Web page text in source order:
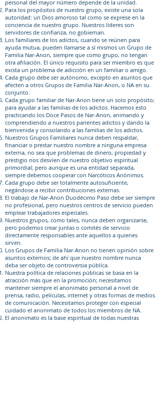
personal del mayor número depende de la unidad.
Para los propósitos de nuestro grupo, existe una sola
autoridad: un Dios amoroso tal como se exprese en la
conciencia de nuestro grupo. Nuestros líderes son
servidores de confianza, no gobiernan.
Los familiares de los adictos, cuando se reúnen para
ayuda mutua, pueden llamarse a sí mismos un Grupo de
Familia Nar-Anon, siempre que como grupo, no tengan
otra afiliación. El único requisito para ser miembro es que
exista un problema de adicción en un familiar o amigo.
Cada grupo debe ser autónomo, excepto en asuntos que
afecten a otros Grupos de Familia Nar-Anon, o NA en su
conjunto.
Cada grupo familiar de Nar-Anon tiene un solo propósito;
para ayudar a las familias de los adictos. Hacemos esto
practicando los Doce Pasos de Nar-Anon, animando y
comprendiendo a nuestros parientes adictos y dando la
bienvenida y consolando a las familias de los adictos.
Nuestros Grupos Familiares nunca deben respaldar,
financiar o prestar nuestro nombre a ninguna empresa
externa, no sea que problemas de dinero, propiedad y
prestigio nos desvíen de nuestro objetivo espiritual
primordial; pero aunque es una entidad separada,
siempre debemos cooperar con Narcóticos Anónimos.
Cada grupo debe ser totalmente autosuficiente,
negándose a recibir contribuciones externas.
El trabajo de Nar-Anon Duodécimo Paso debe ser siempre
no profesional, pero nuestros centros de servicio pueden
emplear trabajadores especiales.
Nuestros grupos, como tales, nunca deben organizarse,
pero podemos crear juntas o comités de servicio
directamente responsables ante aquellos a quienes
sirven.
Los Grupos de Familia Nar-Anon no tienen opinión sobre
asuntos externos; de ahí que nuestro nombre nunca
deba ser objeto de controversia pública.
Nuestra política de relaciones públicas se basa en la
atracción más que en la promoción; necesitamos
mantener siempre el anonimato personal a nivel de
prensa, radio, películas, internet y otras formas de medios
de comunicación. Necesitamos proteger con especial
cuidado el anonimato de todos los miembros de NA.
El anonimato es la base espiritual de todas nuestras